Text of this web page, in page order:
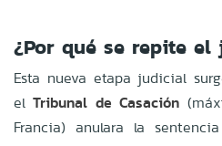
¿Por qué se repite el
Esta nueva etapa judicial
elTribunal de Casación
Francia) anulara la